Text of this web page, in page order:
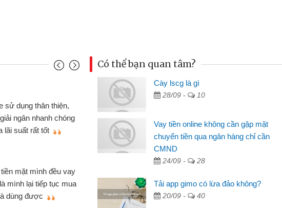
Mình cần tiền gấp nên định cầm cố chiếc xe wave
nhưng thật may đã có gói vay tiền bằng CMND online
không cần gặp mặt nên rất tiện lợi, sẽ giới thiệu cho bạn
Tôi kinh doanh buôn bán nhỏ lẻ nhiều lúc cần vốn nhập
hàng, nhờ biết đến website qua bạn bè giới thiệu tôi đã giải
quyết được công việc của mình nhanh chóng
Có thể bạn quan tâm?
Cày lscg là gì
28/09 - 10
Vay tiền online không cần gặp mặt
chuyển tiền qua ngân hàng chỉ cần
CMND
24/09 - 28
Tải app gimo có lừa đảo không?
20/09 - 40